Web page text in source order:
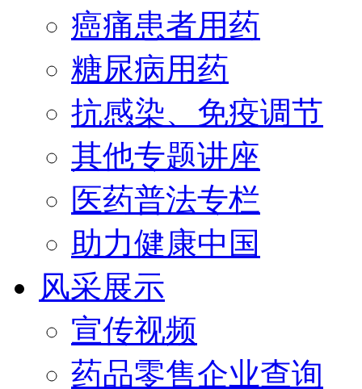
癌痛患者用药
糖尿病用药
抗感染、免疫调节
其他专题讲座
医药普法专栏
助力健康中国
风采展示
宣传视频
药品零售企业查询